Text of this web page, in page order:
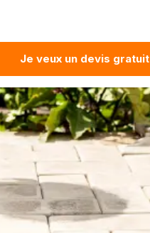
Je veux un devis gratuit